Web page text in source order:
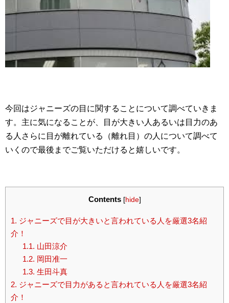
今回はジャニーズの目に関することについて調べていきま
す。主に気になることが、目が大きい人あるいは目力のあ
る人さらに目が離れている（離れ目）の人について調べて
いくので最後までご覧いただけると嬉しいです。
Contents [hide]
1. ジャニーズで目が大きいと言われている人を厳選3名紹
介！
1.1. 山田涼介
1.2. 岡田准一
1.3. 生田斗真
2. ジャニーズで目力があると言われている人を厳選3名紹
介！